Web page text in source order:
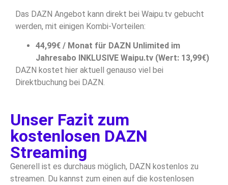
Das DAZN Angebot kann direkt bei Waipu.tv gebucht
werden, mit einigen Kombi-Vorteilen:
44,99€ / Monat für DAZN Unlimited im
Jahresabo INKLUSIVE Waipu.tv (Wert: 13,99€)
DAZN kostet hier aktuell genauso viel bei
Direktbuchung bei DAZN.
Unser Fazit zum
kostenlosen DAZN
Streaming
Generell ist es durchaus möglich, DAZN kostenlos zu
streamen. Du kannst zum einen auf die kostenlosen